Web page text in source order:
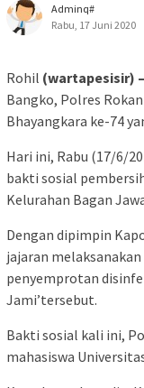
Adminq#
Rabu, 17 Juni 2020
Rohil (wartapesisir)
Bangko, Polres
Bhayangkara ke-74
Hari ini, Rabu (17/6/
bakti sosial
Kelurahan Bagan
Dengan dipimpin
jajaran
penyemprotan
Jami’tersebut.
Bakti sosial kali ini,
mahasiswa